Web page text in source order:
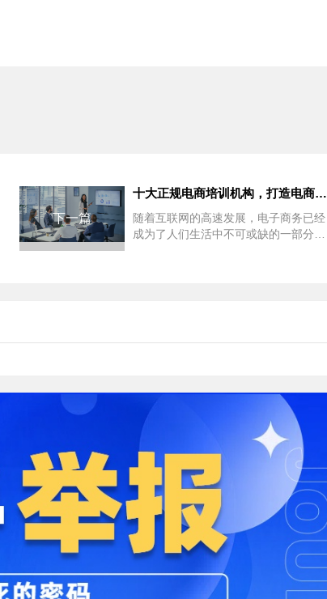
下一篇
十大正规电商培训机构，打造电商行业精英
随着互联网的高速发展，电子商务已经
成为了人们生活中不可或缺的一部分。